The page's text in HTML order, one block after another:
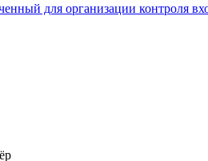
для организации контроля